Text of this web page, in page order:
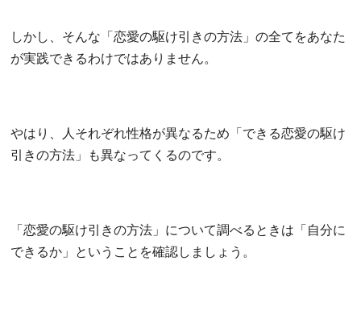
しかし、そんな「恋愛の駆け引きの方法」の全てをあなた
が実践できるわけではありません。
やはり、人それぞれ性格が異なるため「できる恋愛の駆け
引きの方法」も異なってくるのです。
「恋愛の駆け引きの方法」について調べるときは「自分に
できるか」ということを確認しましょう。